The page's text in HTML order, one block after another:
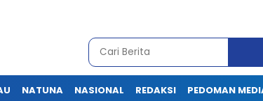
NATUNA NASIONAL REDAKSI PEDOMAN